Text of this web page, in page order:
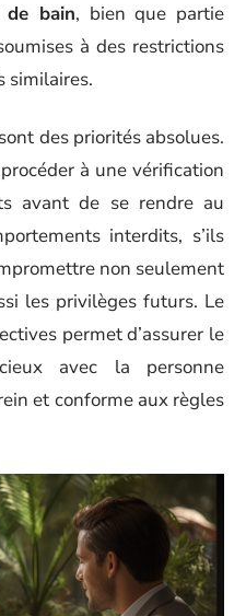
de bain, bien que partie
à des restrictions
similaires.
des priorités absolues.
à une vérification
avant de se rendre au
interdits, s’ils
non seulement
les privilèges futurs. Le
permet d’assurer le
avec la personne
et conforme aux règles